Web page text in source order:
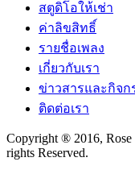
สตูดิโอให้เช่า
ค่าลิขสิทธิ์
รายชื่อเพลง
เกี่ยวกับเรา
ข่าวสารและกิจก
ติดต่อเรา
Copyright ® 2016,
rights Reserved.